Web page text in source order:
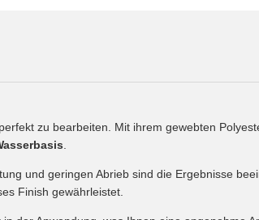
zu bearbeiten. Mit ihrem gewebten
und geringen Abrieb sind die Ergebnisse
Finish gewährleistet.